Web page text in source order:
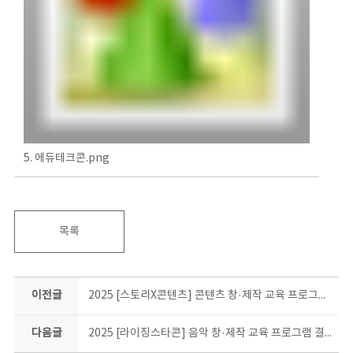
5. 에듀테크콘.png
목록
이전글 2025 [스토리X콘텐츠] 콘텐츠 창·제작 교육 프로그램 결과물 소개
다음글 2025 [라이징스타콘] 음악 창·제작 교육 프로그램 결과물 소개